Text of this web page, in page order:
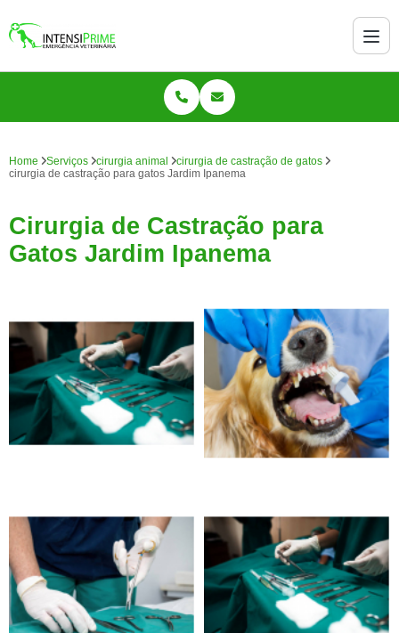
Home Serviços cirurgia animal
cirurgia de castração de gatos
cirurgia de castração para gatos Jardim Ipanema
Cirurgia de Castração para
Gatos Jardim Ipanema